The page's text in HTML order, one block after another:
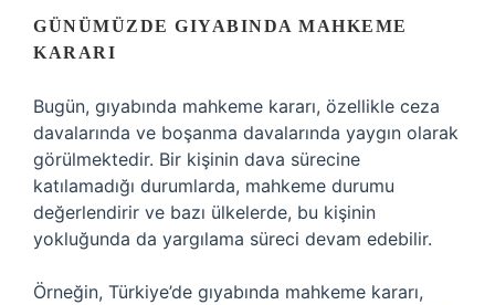
GÜNÜMÜZDE GIYABINDA MAHKEME
KARARI
Bugün, gıyabında mahkeme kararı, özellikle ceza
davalarında ve boşanma davalarında yaygın olarak
görülmektedir. Bir kişinin dava sürecine
katılamadığı durumlarda, mahkeme durumu
değerlendirir ve bazı ülkelerde, bu kişinin
yokluğunda da yargılama süreci devam edebilir.
Örneğin, Türkiye’de gıyabında mahkeme kararı,